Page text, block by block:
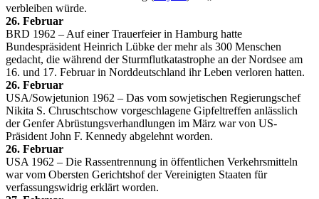
verbleiben würde.
26. Februar
BRD 1962 – Auf einer Trauerfeier in Hamburg hatte
Bundespräsident Heinrich Lübke der mehr als 300 Menschen
gedacht, die während der Sturmflutkatastrophe an der Nordsee am
16. und 17. Februar in Norddeutschland ihr Leben verloren hatten.
26. Februar
USA/Sowjetunion 1962 – Das vom sowjetischen Regierungschef
Nikita S. Chruschtschow vorgeschlagene Gipfeltreffen anlässlich
der Genfer Abrüstungsverhandlungen im März war von US-
Präsident John F. Kennedy abgelehnt worden.
26. Februar
USA 1962 – Die Rassentrennung in öffentlichen Verkehrsmitteln
war vom Obersten Gerichtshof der Vereinigten Staaten für
verfassungswidrig erklärt worden.